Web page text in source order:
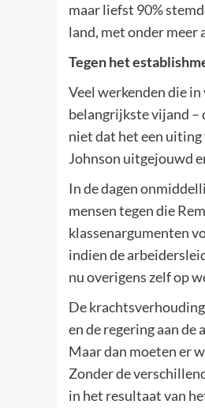
maar liefst 90%
land, met onder meer
Tegen het
Veel werkenden die
belangrijkste vijand –
niet dat het een uiting
Johnson uitgejouwd
In de dagen
mensen tegen die
klassenargumenten
indien de
nu overigens zelf op
De
en de regering aan de
Maar dan moeten er
Zonder de
in het resultaat van